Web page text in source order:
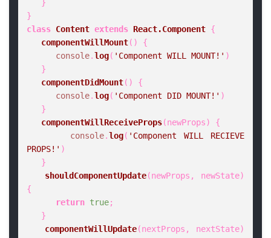
class Content extends React.Component {
componentWillMount( ) {
console.log( 'Component WILL MOUNT!' )
componentDidMount( ) {
console.log( 'Component DID MOUNT!' )
componentWillReceiveProps(newProps) {
console.log( 'Component WILL RECIEVE
PROPS!' )
shouldComponentUpdate(newProps, newState)
{
return true;
componentWillUpdate(nextProps, nextState)